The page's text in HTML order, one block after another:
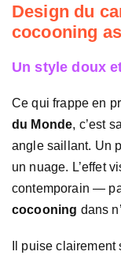
Design du
cocooning
Un style doux
Ce qui frappe en
du Monde, c’est
angle saillant. Un
un nuage. L’effet
contemporain —
cocooning dans
Il puise